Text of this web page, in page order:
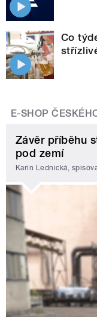
Co
E-SHOP
Závěr příběhu
pod zemí
Karin Lednická,